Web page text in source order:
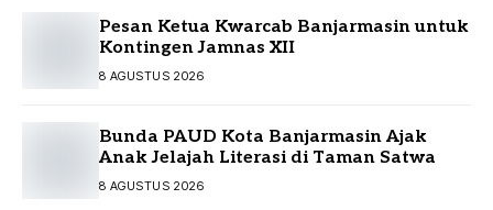
Pesan Ketua Kwarcab Banjarmasin untuk
Kontingen Jamnas XII
8 AGUSTUS 2026
Bunda PAUD Kota Banjarmasin Ajak
Anak Jelajah Literasi di Taman Satwa
8 AGUSTUS 2026